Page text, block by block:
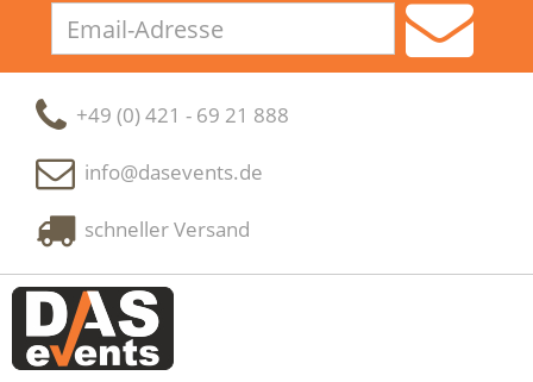
Adresse
+49 (0) 421 - 69 21 888
info@dasevents.de
schneller Versand